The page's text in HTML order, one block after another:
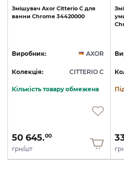
Змішувач Axor Citterio C для
ванни Chrome 34420000
Виробник: AXOR
Колекція: CITTERIO C
Кількість товару обмежена
50 645.00
грн/шт